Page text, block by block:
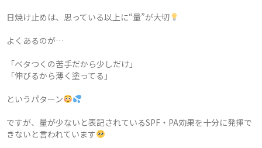
日焼け止めは、思っている以上に“量”が大切
よくあるのが…
「ベタつくの苦手だから少しだけ」
「伸びるから薄く塗ってる」
というパターン
ですが、量が少ないと表記されているSPF・PA効果を十分に発揮で
きないと言われています